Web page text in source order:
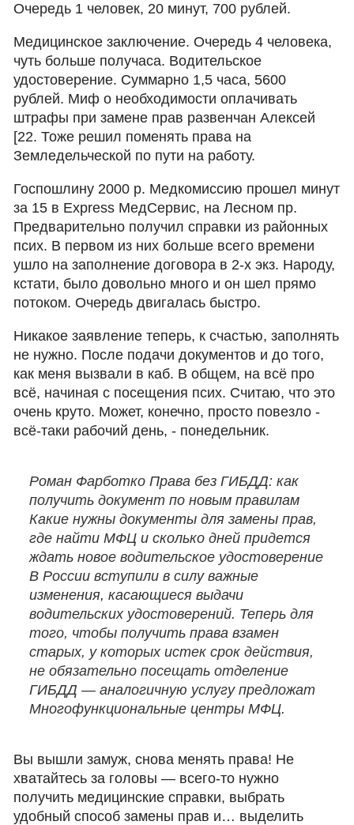
Очередь 1 человек, 20 минут, 700 рублей.
Медицинское заключение. Очередь 4 человека,
чуть больше получаса. Водительское
удостоверение. Суммарно 1,5 часа, 5600
рублей. Миф о необходимости оплачивать
штрафы при замене прав развенчан Алексей
[22. Тоже решил поменять права на
Земледельческой по пути на работу.
Госпошлину 2000 р. Медкомиссию прошел минут
за 15 в Express МедСервис, на Лесном пр.
Предварительно получил справки из районных
псих. В первом из них больше всего времени
ушло на заполнение договора в 2-х экз. Народу,
кстати, было довольно много и он шел прямо
потоком. Очередь двигалась быстро.
Никакое заявление теперь, к счастью, заполнять
не нужно. После подачи документов и до того,
как меня вызвали в каб. В общем, на всё про
всё, начиная с посещения псих. Считаю, что это
очень круто. Может, конечно, просто повезло -
всё-таки рабочий день, - понедельник.
Роман Фарботко Права без ГИБДД: как
получить документ по новым правилам
Какие нужны документы для замены прав,
где найти МФЦ и сколько дней придется
ждать новое водительское удостоверение
В России вступили в силу важные
изменения, касающиеся выдачи
водительских удостоверений. Теперь для
того, чтобы получить права взамен
старых, у которых истек срок действия,
не обязательно посещать отделение
ГИБДД — аналогичную услугу предложат
Многофункциональные центры МФЦ.
Вы вышли замуж, снова менять права! Не
хватайтесь за головы — всего-то нужно
получить медицинские справки, выбрать
удобный способ замены прав и… выделить